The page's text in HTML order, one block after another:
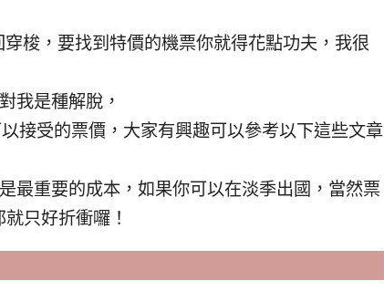
梭，要找到特價的機票你就得花點功夫，我很
我是種解脫，
接受的票價，大家有興趣可以參考以下這些文章
最重要的成本，如果你可以在淡季出國，當然票
只好折衝囉！